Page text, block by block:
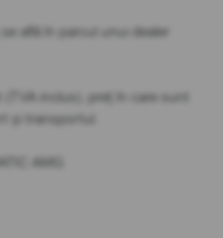
află în parcul unui dealer
inclus), preț în care sunt
și transportul.
AMG